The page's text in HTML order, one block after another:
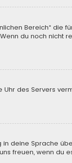
Bereich“ die
du noch nicht
des Servers
deine Sprache
freuen, wenn du